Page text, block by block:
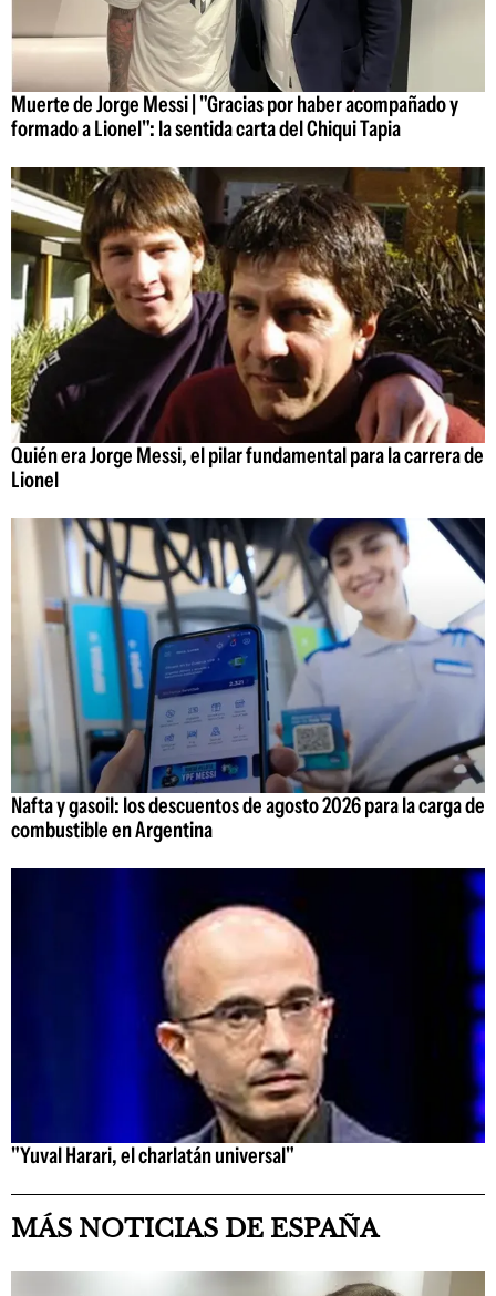
Muerte de Jorge Messi | "Gracias por haber acompañado y
formado a Lionel": la sentida carta del Chiqui Tapia
Quién era Jorge Messi, el pilar fundamental para la carrera de
Lionel
Nafta y gasoil: los descuentos de agosto 2026 para la carga de
combustible en Argentina
"Yuval Harari, el charlatán universal"
MÁS NOTICIAS DE ESPAÑA